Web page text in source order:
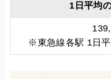
1日平均
※東急線各駅 1日